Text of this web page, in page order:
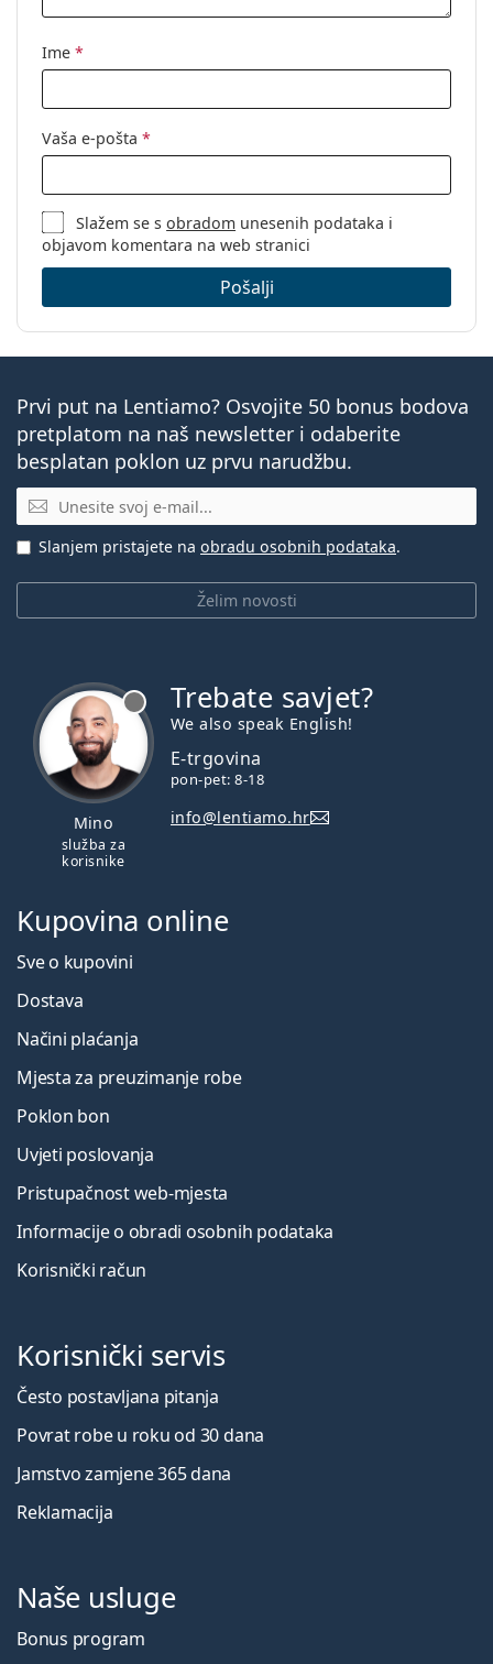
Ime *
Vaša e-pošta *
Slažem se sobradom unesenih podataka i
objavom komentara na web stranici
Pošalji
Prvi put na Lentiamo? Osvojite 50 bonus bodova
pretplatom na naš newsletter i odaberite
besplatan poklon uz prvu narudžbu.
E-mail
Želim novosti
Slanjem pristajete na obradu osobnih podataka.
Mino
služba za
korisnike
Trebate savjet?
We also speak English!
E-trgovina
pon-pet: 8-18
info@lentiamo.hr
Kupovina online
Sve o kupovini
Dostava
Načini plaćanja
Mjesta za preuzimanje robe
Poklon bon
Uvjeti poslovanja
Pristupačnost web-mjesta
Informacije o obradi osobnih podataka
Korisnički račun
Korisnički servis
Često postavljana pitanja
Povrat robe u roku od 30 dana
Jamstvo zamjene 365 dana
Reklamacija
Naše usluge
Bonus program